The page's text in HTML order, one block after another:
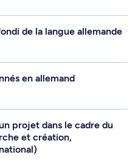
de la langue allemande
en allemand
projet dans le cadre du
et création,